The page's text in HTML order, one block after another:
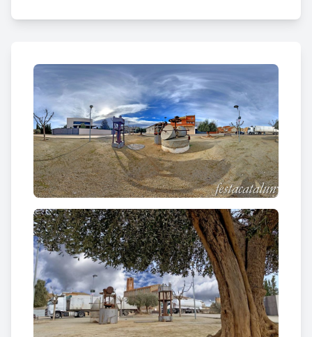
premses hidràuliques, una plataforma per girar